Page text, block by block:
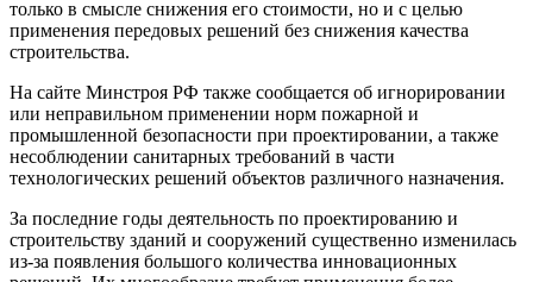
только в смысле снижения его стоимости, но и с целью
применения передовых решений без снижения качества
строительства.
На сайте Минстроя РФ также сообщается об игнорировании
или неправильном применении норм пожарной и
промышленной безопасности при проектировании, а также
несоблюдении санитарных требований в части
технологических решений объектов различного назначения.
За последние годы деятельность по проектированию и
строительству зданий и сооружений существенно изменилась
из-за появления большого количества инновационных